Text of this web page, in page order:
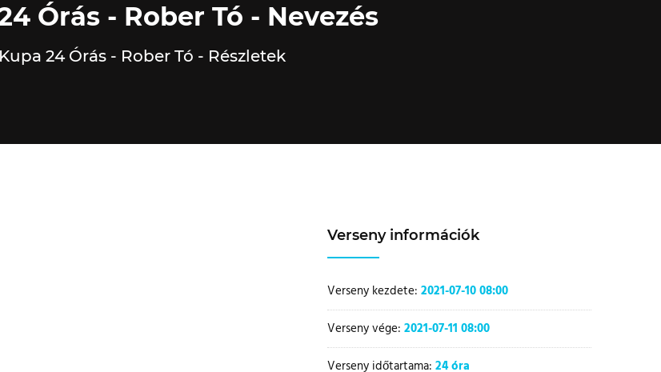
Órás - Rober Tó - Nevezés
Kupa 24 Órás - Rober Tó - Részletek
Verseny információk
Verseny kezdete: 2021-07-10 08:00
Verseny vége: 2021-07-11 08:00
Verseny időtartama: 24 óra